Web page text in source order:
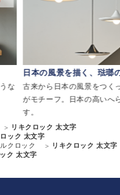
な
日本の風景を描く、琺瑯
古来から日本の風景をつく
がモチーフ。日本の高いへ
す。
リキクロック 太文字
ック 太文字
クロック
リキクロック 太文字
ク 太文字